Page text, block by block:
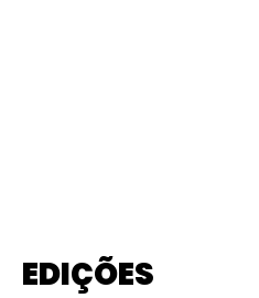
EDIÇÕES